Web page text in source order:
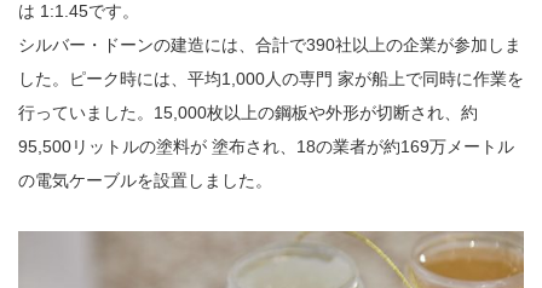
は 1:1.45です。
シルバー・ドーンの建造には、合計で390社以上の企業が参加しま
した。ピーク時には、平均1,000人の専門 家が船上で同時に作業を
行っていました。15,000枚以上の鋼板や外形が切断され、約
95,500リットルの塗料が 塗布され、18の業者が約169万メートル
の電気ケーブルを設置しました。